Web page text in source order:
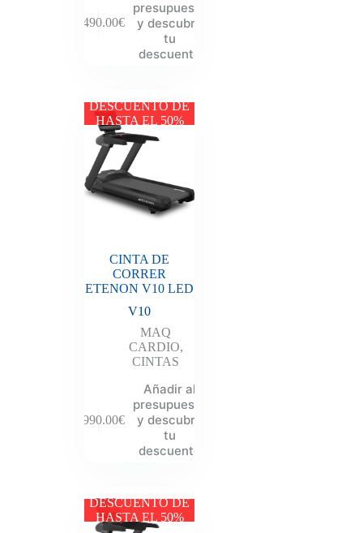
7,490.00€
presupuesto
y descubre
tu
descuento
DESCUENTO DE
HASTA EL 50%
CINTA DE
CORRER
ETENON V10 LED
V10
MAQ
CARDIO,
CINTAS
5,990.00€
Añadir al
presupuesto
y descubre
tu
descuento
DESCUENTO DE
HASTA EL 50%